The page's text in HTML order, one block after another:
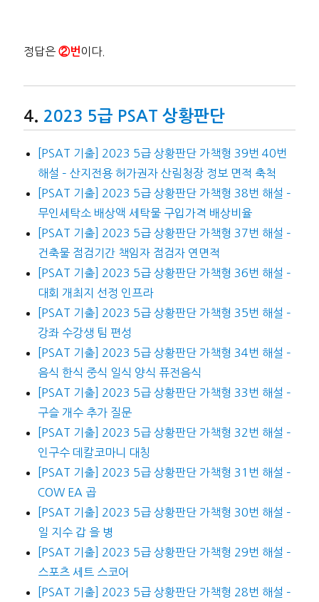
정답은 ②번 이다.
2023 5급 PSAT 상황판단
[PSAT 기출] 2023 5급 상황판단 가책형 39번 40번
해설 – 산지전용 허가권자 산림청장 정보 면적 축척
[PSAT 기출] 2023 5급 상황판단 가책형 38번 해설 –
무인세탁소 배상액 세탁물 구입가격 배상비율
[PSAT 기출] 2023 5급 상황판단 가책형 37번 해설 –
건축물 점검기간 책임자 점검자 연면적
[PSAT 기출] 2023 5급 상황판단 가책형 36번 해설 –
대회 개최지 선정 인프라
[PSAT 기출] 2023 5급 상황판단 가책형 35번 해설 –
강좌 수강생 팀 편성
[PSAT 기출] 2023 5급 상황판단 가책형 34번 해설 –
음식 한식 중식 일식 양식 퓨전음식
[PSAT 기출] 2023 5급 상황판단 가책형 33번 해설 –
구슬 개수 추가 질문
[PSAT 기출] 2023 5급 상황판단 가책형 32번 해설 –
인구수 데칼코마니 대칭
[PSAT 기출] 2023 5급 상황판단 가책형 31번 해설 –
COW EA 곱
[PSAT 기출] 2023 5급 상황판단 가책형 30번 해설 –
일 지수 갑 을 병
[PSAT 기출] 2023 5급 상황판단 가책형 29번 해설 –
스포츠 세트 스코어
[PSAT 기출] 2023 5급 상황판단 가책형 28번 해설 –